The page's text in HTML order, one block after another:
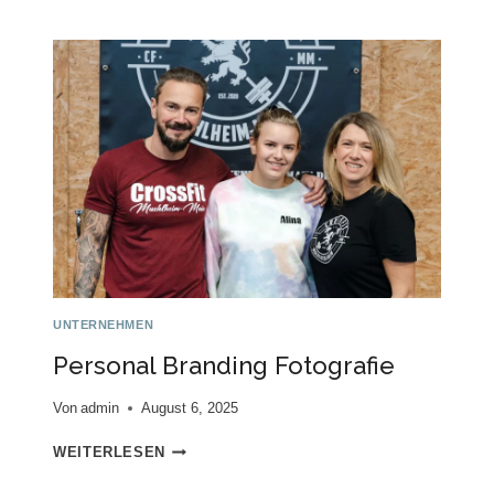
UNTERNEHMEN
Personal Branding Fotografie
Von admin August 6, 2025
WEITERLESEN PERSONAL